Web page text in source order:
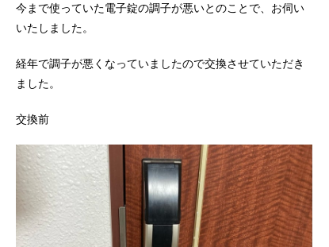
今まで使っていた電子錠の調子が悪いとのことで、お伺い
いたしました。
経年で調子が悪くなっていましたので交換させていただき
ました。
交換前